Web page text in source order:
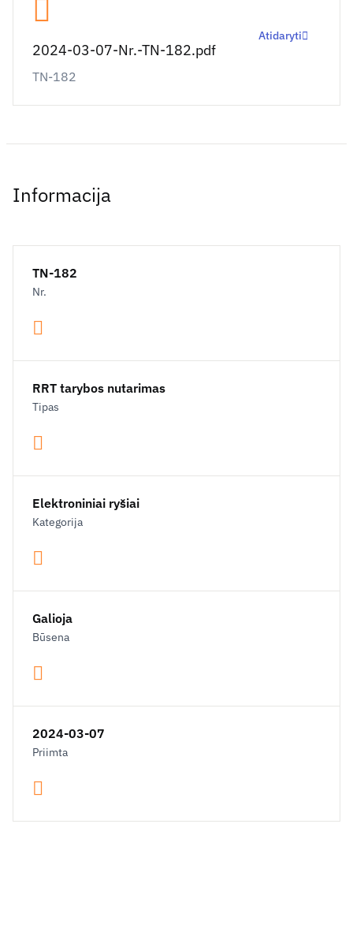
2024-03-07-Nr.-TN-182.pdf
TN-182
Atidaryti
Informacija
TN-182
Nr.
RRT tarybos nutarimas
Tipas
Elektroniniai ryšiai
Kategorija
Galioja
Būsena
2024-03-07
Priimta